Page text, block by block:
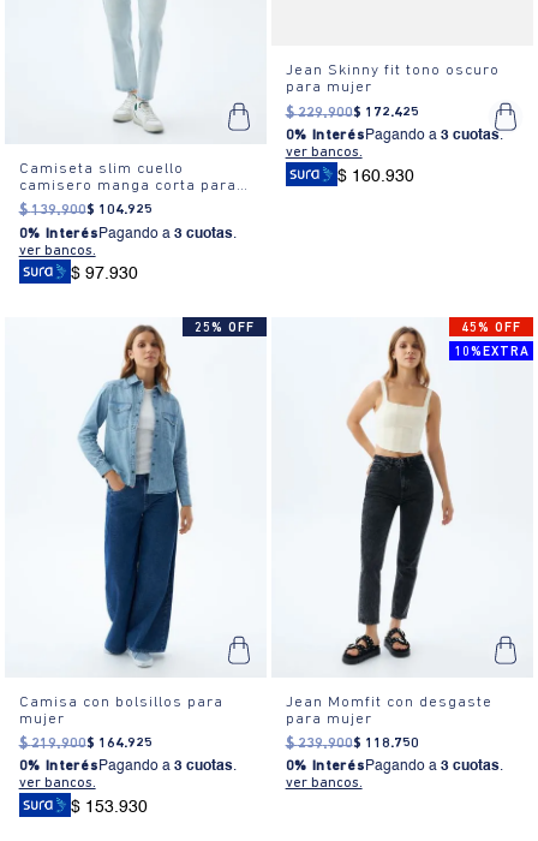
Camiseta slim cuello
camisero manga corta para
mujer
$ 139.900$ 104.925
0% Interés Pagando a 3 cuotas.
ver bancos.
$ 97.930
Jean Skinny fit tono oscuro
para mujer
$ 229.900$ 172.425
0% Interés Pagando a 3 cuotas.
ver bancos.
$ 160.930
25% OFF
Camisa con bolsillos para
mujer
$ 219.900$ 164.925
0% InterésPagando a 3 cuotas.
ver bancos.
$ 153.930
45% OFF
10%EXTRA
Jean Momfit con desgaste
para mujer
$ 239.900$ 118.750
0% InterésPagando a 3 cuotas.
ver bancos.